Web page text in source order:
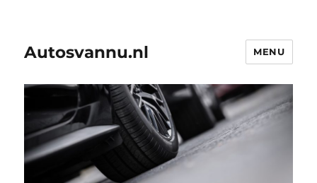
Autosvannu.nl MENU